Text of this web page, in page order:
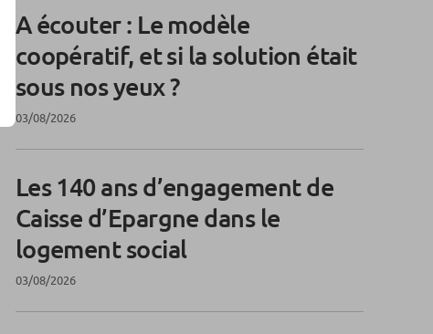
A écouter : Le modèle
coopératif, et si la solution était
sous nos yeux ?
03/08/2026
Les 140 ans d’engagement de
Caisse d’Epargne dans le
logement social
03/08/2026